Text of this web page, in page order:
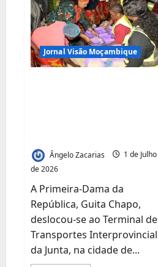
investir
na
Matola
e
garante
ambiente
favorável
para
Jornal Visão Moçambique
Ângelo Zacarias
1 de Julho
de 2026
A Primeira-Dama da
República, Guita Chapo,
deslocou-se ao Terminal de
Transportes Interprovincial
da Junta, na cidade de...